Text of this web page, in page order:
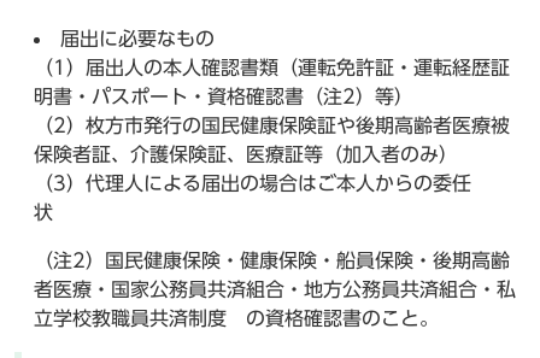
届出に必要なもの
（1）届出人の本人確認書類（運転免許証・運転経歴証
明書・パスポート・資格確認書（注2）等）
（2）枚方市発行の国民健康保険証や後期高齢者医療被
保険者証、介護保険証、医療証等（加入者のみ）
（3）代理人による届出の場合はご本人からの委任
状
（注2）国民健康保険・健康保険・船員保険・後期高齢
者医療・国家公務員共済組合・地方公務員共済組合・私
立学校教職員共済制度 の資格確認書のこと。